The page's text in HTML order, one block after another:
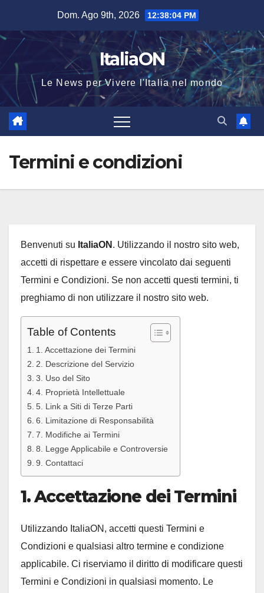
contenuto
Dom. Ago 9th, 2026 12:38:05 PM
ItaliaON
Le News per Vivere l'Italia nel mondo
Termini e condizioni
Benvenuti su ItaliaON . Utilizzando il nostro sito web,
accetti di rispettare e essere vincolato dai seguenti
Termini e Condizioni. Se non accetti questi termini, ti
preghiamo di non utilizzare il nostro sito web.
Table of Contents
1. Accettazione dei Termini
2. Descrizione del Servizio
3. Uso del Sito
4. Proprietà Intellettuale
5. Link a Siti di Terze Parti
6. Limitazione di Responsabilità
7. Modifiche ai Termini
8. Legge Applicabile e Controversie
9. Contattaci
1. Accettazione dei Termini
Utilizzando ItaliaON, accetti questi Termini e
Condizioni e qualsiasi altro termine e condizione
applicabile. Ci riserviamo il diritto di modificare questi
Termini e Condizioni in qualsiasi momento. Le